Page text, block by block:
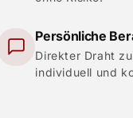
Persönliche
Direkter Draht
individuell und